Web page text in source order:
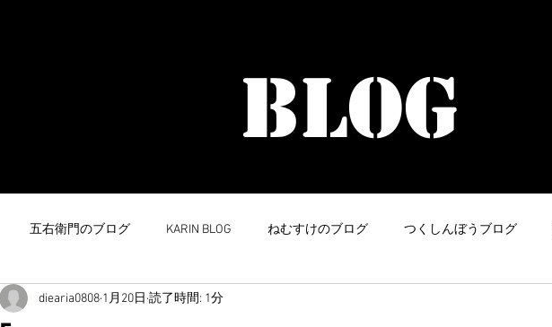
BLOG
五右衛門のブログ KARIN BLOG ねむすけのブログ つくしんぼうブログ
diearia0808 1月20日 読了時間: 1分